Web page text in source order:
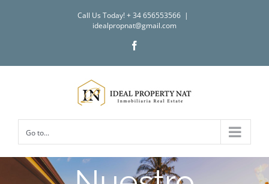
Call Us Today! + 34 656553566 |
idealpropnat@gmail.com
Go to...